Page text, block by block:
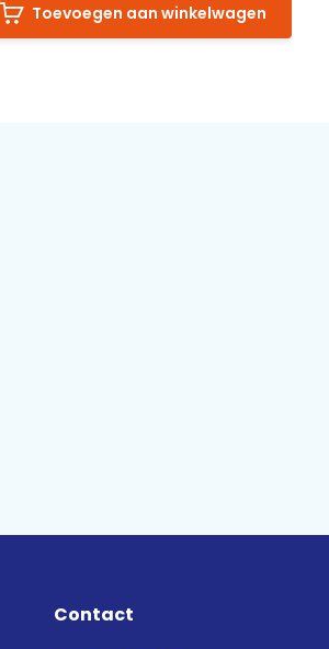
Toevoegen aan winkelwagen
Contact